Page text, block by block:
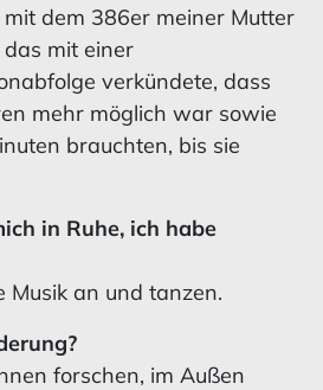
dem 386er meiner Mutter
mit einer
verkündete, dass
mehr möglich war sowie
brauchten, bis sie
in Ruhe, ich habe
Musik an und tanzen.
forschen, im Außen